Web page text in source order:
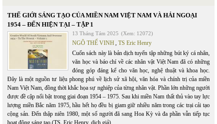
THẾ GIỚI SÁNG TẠO CỦA MIỀN NAM VIỆT NAM VÀ HẢI NGOẠI
1954 – ĐẾN HIỆN TẠI – TẬP 1
13 Tháng Tám 2025 (Xem: 12072)
NGÔ THẾ VINH, TS Eric Henry
Cuốn sách này là bản dịch tuyển tập những bút ký cá nhân,
văn học và báo chí về các nhân vật Việt Nam đã có những
đóng góp đáng kể cho văn học, nghệ thuật và khoa học.
Đây là một nguồn tư liệu phong phú về lịch sử xã hội, văn hóa và chính trị của miền
Nam Việt Nam, đồng thời khắc họa sự nghiệp của từng nhân vật. Phần lớn những người
được đề cập nổi bật trong giai đoạn 1954 – 1975. Sau khi miền Nam thất thủ vào tay lực
lượng miền Bắc năm 1975, hầu hết họ đều bị giam giữ nhiều năm trong các trại cải tạo
cộng sản. Đến thập niên 1980, một số người đã sang Hoa Kỳ và đa phần vẫn tiếp tục